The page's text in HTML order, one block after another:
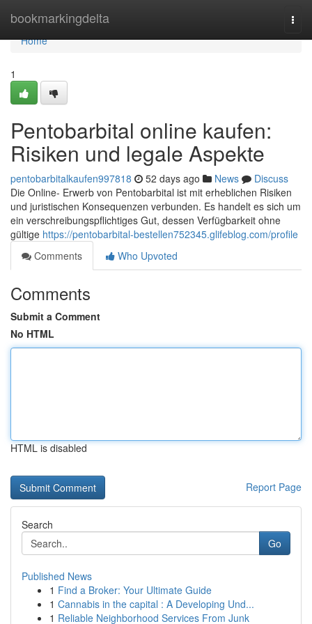
bookmarkingdelta
Home
Home
1
Pentobarbital online kaufen:
Risiken und legale Aspekte
pentobarbitalkaufen997818 52 days ago News
Discuss
Die Online- Erwerb von Pentobarbital ist mit erheblichen Risiken
und juristischen Konsequenzen verbunden. Es handelt es sich um
ein verschreibungspflichtiges Gut, dessen Verfügbarkeit ohne
gültige https://pentobarbital-bestellen752345.glifeblog.com/profile
Comments
Who Upvoted
Comments
Submit a Comment
No HTML
HTML is disabled
Report Page
Search
Go
Published News
1 Find a Broker: Your Ultimate Guide
1 Cannabis in the capital : A Developing Und...
1 Reliable Neighborhood Services From Junk